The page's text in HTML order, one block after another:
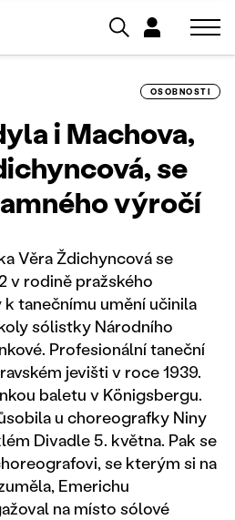
OSOBNOSTI
i Machova,
se
výročí
Věra Ždichyncová se
v rodině pražského
tanečnímu umění učinila
sólistky Národního
Profesionální taneční
jevišti v roce 1939.
baletu v Königsbergu.
u choreografky Niny
Divadle 5. května. Pak se
se kterým si na
Emerichu
na místo sólové